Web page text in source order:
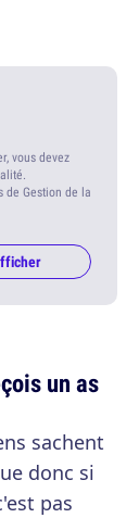
vous devez
de Gestion de la
un as
sachent
donc si
pas